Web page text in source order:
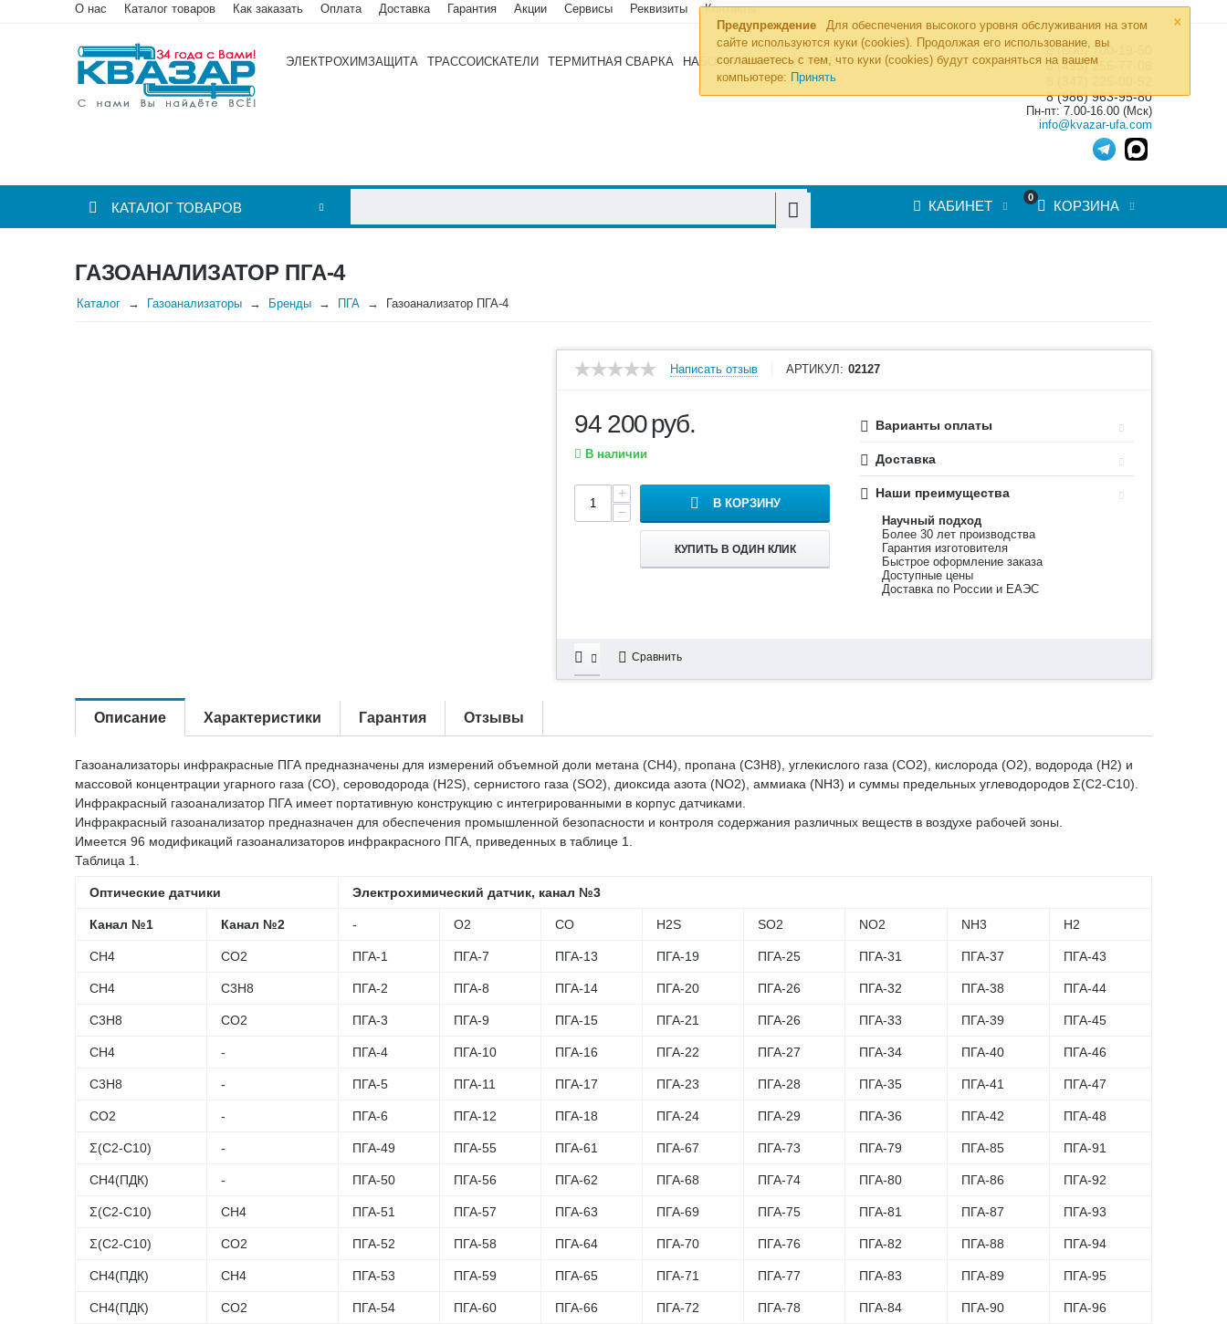
×
Предупреждение
Для обеспечения высокого уровня обслуживания на этом
сайте используются куки (cookies). Продолжая его использование, вы
соглашаетесь с тем, что куки (cookies) будут сохраняться на вашем
компьютере: Принять
О нас Каталог товаров Как заказать Оплата Доставка Гарантия Акции Сервисы Реквизиты Контакты
ЭЛЕКТРОХИМЗАЩИТА ТРАССОИСКАТЕЛИ ТЕРМИТНАЯ СВАРКА НАБОРЫ ИНСТРУМЕНТОВ »
8 (800) 700-19-50
8 (495) 255-77-08
8 (986) 963-95-80
Пн-пт: 7.00-16.00 (Мск)
info@kvazar-ufa.com
КАТАЛОГ ТОВАРОВ
0
КОРЗИНА
КАБИНЕТ
ГАЗОАНАЛИЗАТОР ПГА-4
Каталог Газоанализаторы Бренды ПГА Газоанализатор ПГА-4
Написать отзыв АРТИКУЛ: 02127
94 200руб.
В наличии
+
−
В КОРЗИНУ
КУПИТЬ В ОДИН КЛИК
Варианты оплаты
Доставка
Наши преимущества
Научный подход
Более 30 лет производства
Гарантия изготовителя
Быстрое оформление заказа
Доступные цены
Доставка по России и ЕАЭС
Сравнить
Описание Характеристики Гарантия Отзывы
Газоанализаторы инфракрасные ПГА предназначены для измерений объемной доли метана (CH4), пропана (C3H8), углекислого газа (CO2), кислорода (O2), водорода (H2) и
массовой концентрации угарного газа (CO), сероводорода (H2S), сернистого газа (SO2), диоксида азота (NO2), аммиака (NH3) и суммы предельных углеводородов Σ(C2-C10).
Инфракрасный газоанализатор ПГА имеет портативную конструкцию с интегрированными в корпус датчиками.
Инфракрасный газоанализатор предназначен для обеспечения промышленной безопасности и контроля содержания различных веществ в воздухе рабочей зоны.
Имеется 96 модификаций газоанализаторов инфракрасного ПГА, приведенных в таблице 1.
Таблица 1.
Оптические датчики Электрохимический датчик, канал №3
Канал №1 Канал №2 - О2 CO H2S SO2 NO2 NH3 H2
CH4 CО2 ПГА-1 ПГА-7 ПГА-13 ПГА-19 ПГА-25 ПГА-31 ПГА-37 ПГА-43
CH4 C3H8 ПГА-2 ПГА-8 ПГА-14 ПГА-20 ПГА-26 ПГА-32 ПГА-38 ПГА-44
C3H8 CО2 ПГА-3 ПГА-9 ПГА-15 ПГА-21 ПГА-26 ПГА-33 ПГА-39 ПГА-45
CH4 - ПГА-4 ПГА-10 ПГА-16 ПГА-22 ПГА-27 ПГА-34 ПГА-40 ПГА-46
C3H8 - ПГА-5 ПГА-11 ПГА-17 ПГА-23 ПГА-28 ПГА-35 ПГА-41 ПГА-47
CО2 - ПГА-6 ПГА-12 ПГА-18 ПГА-24 ПГА-29 ПГА-36 ПГА-42 ПГА-48
Σ(C2-C10) - ПГА-49 ПГА-55 ПГА-61 ПГА-67 ПГА-73 ПГА-79 ПГА-85 ПГА-91
CH4(ПДК) - ПГА-50 ПГА-56 ПГА-62 ПГА-68 ПГА-74 ПГА-80 ПГА-86 ПГА-92
Σ(C2-C10) CH4 ПГА-51 ПГА-57 ПГА-63 ПГА-69 ПГА-75 ПГА-81 ПГА-87 ПГА-93
Σ(C2-C10) CО2 ПГА-52 ПГА-58 ПГА-64 ПГА-70 ПГА-76 ПГА-82 ПГА-88 ПГА-94
CH4(ПДК) CH4 ПГА-53 ПГА-59 ПГА-65 ПГА-71 ПГА-77 ПГА-83 ПГА-89 ПГА-95
CH4(ПДК) CО2 ПГА-54 ПГА-60 ПГА-66 ПГА-72 ПГА-78 ПГА-84 ПГА-90 ПГА-96